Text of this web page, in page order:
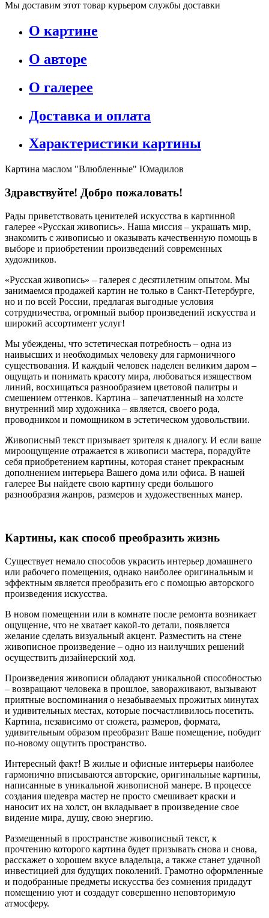
Мы доставим этот товар курьером службы доставки
О картине
О авторе
О галерее
Доставка и оплата
Характеристики картины
Картина маслом "Влюбленные" Юмадилов
Здравствуйте! Добро пожаловать!
Рады приветствовать ценителей искусства в картинной
галерее «Русская живопись». Наша миссия – украшать мир,
знакомить с живописью и оказывать качественную помощь в
выборе и приобретении произведений современных
художников.
«Русская живопись» – галерея c десятилетним опытом. Мы
занимаемся продажей картин не только в Санкт-Петербурге,
но и по всей России, предлагая выгодные условия
сотрудничества, огромный выбор произведений искусства и
широкий ассортимент услуг!
Мы убеждены, что эстетическая потребность – одна из
наивысших и необходимых человеку для гармоничного
существования. И каждый человек наделен великим даром –
ощущать и понимать красоту мира, любоваться изяществом
линий, восхищаться разнообразием цветовой палитры и
смешением оттенков. Картина – запечатленный на холсте
внутренний мир художника – является, своего рода,
проводником и помощником в эстетическом удовольствии.
Живописный текст призывает зрителя к диалогу. И если ваше
мироощущение отражается в живописи мастера, порадуйте
себя приобретением картины, которая станет прекрасным
дополнением интерьера Вашего дома или офиса. В нашей
галерее Вы найдете свою картину среди большого
разнообразия жанров, размеров и художественных манер.
Картины, как способ преобразить жизнь
Существует немало способов украсить интерьер домашнего
или рабочего помещения, однако наиболее оригинальным и
эффектным является преобразить его с помощью авторского
произведения искусства.
В новом помещении или в комнате после ремонта возникает
ощущение, что не хватает какой-то детали, появляется
желание сделать визуальный акцент. Разместить на стене
живописное произведение – одно из наилучших решений
осуществить дизайнерский ход.
Произведения живописи обладают уникальной способностью
– возвращают человека в прошлое, завораживают, вызывают
приятные воспоминания о незабываемых прожитых минутах
и удивительных местах, которые посчастливилось посетить.
Картина, независимо от сюжета, размеров, формата,
удивительным образом преобразит Ваше помещение, побудит
по-новому ощутить пространство.
Интересный факт! В жилые и офисные интерьеры наиболее
гармонично вписываются авторские, оригинальные картины,
написанные в уникальной живописной манере. В процессе
создания шедевра мастер не просто смешивает краски и
наносит их на холст, он вкладывает в произведение свое
видение мира, душу, свою энергию.
Размещенный в пространстве живописный текст, к
прочтению которого картина будет призывать снова и снова,
расскажет о хорошем вкусе владельца, а также станет удачной
инвестицией для будущих поколений. Грамотно оформленные
и подобранные предметы искусства без сомнения придадут
помещению уют и создадут совершенно неповторимую
атмосферу.